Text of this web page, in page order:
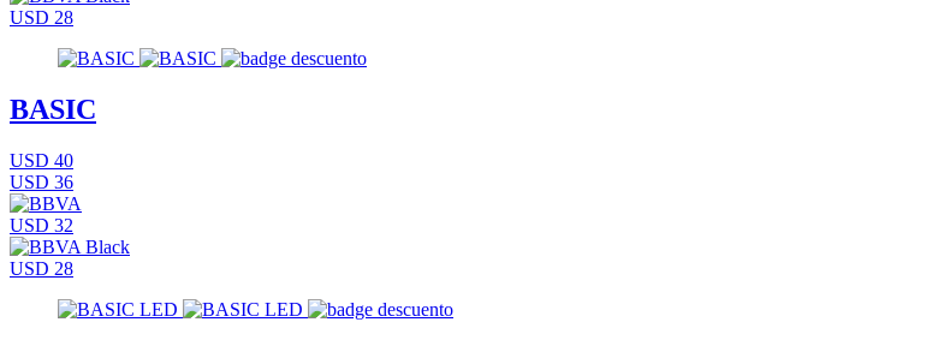
USD 28
BASIC
USD 40
USD 36
USD 32
USD 28